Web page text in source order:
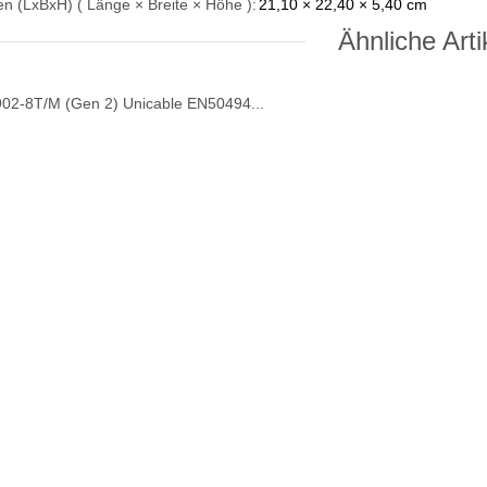
(LxBxH) ( Länge × Breite × Höhe ): 21,10 × 22,40 × 5,40 cm
Ähnliche